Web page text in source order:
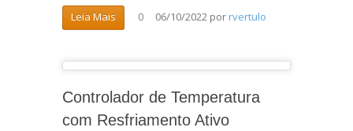
Leia Mais 0 06/10/2022 por rvertulo
Controlador de Temperatura
com Resfriamento Ativo